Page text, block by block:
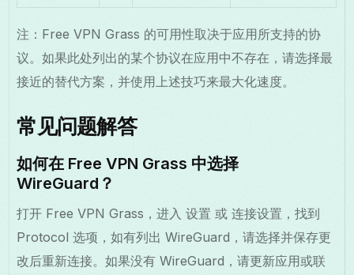
注：Free VPN Grass 的可用性取决于应用所支持的协
议。如果此处列出的某个协议在应用中不存在，请选择最
接近的替代方案，并使用上述技巧来最大化速度。
常见问题解答
如何在 Free VPN Grass 中选择
WireGuard？
打开 Free VPN Grass，进入 设置 或 连接设置，找到
Protocol 选项，如有列出 WireGuard，请选择并保存更
改后重新连接。如果没有 WireGuard，请更新应用或联